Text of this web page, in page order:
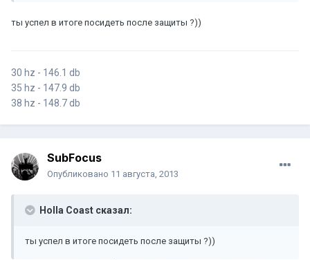
ты успел в итоге посидеть после защиты ?))
30 hz - 146.1 db
35 hz - 147.9 db
38 hz - 148.7 db
SubFocus
Опубликовано 11 августа, 2013
Holla Coast сказал:
ты успел в итоге посидеть после защиты ?))